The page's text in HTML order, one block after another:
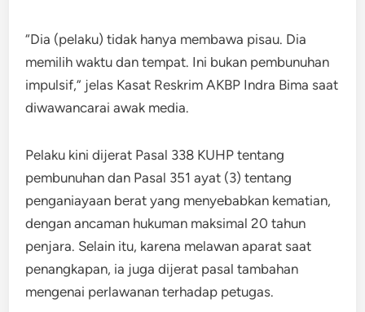
“Dia (pelaku) tidak hanya membawa pisau. Dia
memilih waktu dan tempat. Ini bukan pembunuhan
impulsif,” jelas Kasat Reskrim AKBP Indra Bima saat
diwawancarai awak media.
Pelaku kini dijerat Pasal 338 KUHP tentang
pembunuhan dan Pasal 351 ayat (3) tentang
penganiayaan berat yang menyebabkan kematian,
dengan ancaman hukuman maksimal 20 tahun
penjara. Selain itu, karena melawan aparat saat
penangkapan, ia juga dijerat pasal tambahan
mengenai perlawanan terhadap petugas.